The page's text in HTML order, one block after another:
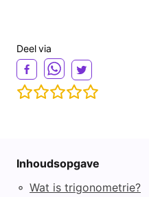
Deel via
Inhoudsopgave
◦ Wat is trigonometrie?